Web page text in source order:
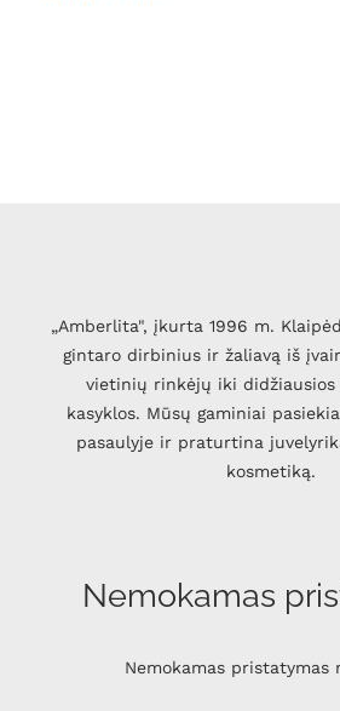
„Amberlita", įkurta 1996 m.
gintaro dirbinius ir žaliavą iš
vietinių rinkėjų iki didžiausios
kasyklos. Mūsų gaminiai
pasaulyje ir praturtina
kosmetiką.
Nemokamas
Nemokamas pristatymas